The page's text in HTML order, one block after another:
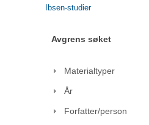
Ibsen-studier
Avgrens søket
Materialtyper
År
Forfatter/person